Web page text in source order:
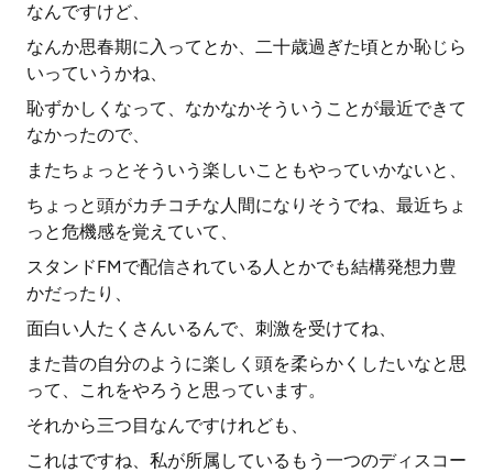
なんですけど、
なんか思春期に入ってとか、二十歳過ぎた頃とか恥じら
いっていうかね、
恥ずかしくなって、なかなかそういうことが最近できて
なかったので、
またちょっとそういう楽しいこともやっていかないと、
ちょっと頭がカチコチな人間になりそうでね、最近ちょ
っと危機感を覚えていて、
スタンドFMで配信されている人とかでも結構発想力豊
かだったり、
面白い人たくさんいるんで、刺激を受けてね、
また昔の自分のように楽しく頭を柔らかくしたいなと思
って、これをやろうと思っています。
それから三つ目なんですけれども、
これはですね、私が所属しているもう一つのディスコー